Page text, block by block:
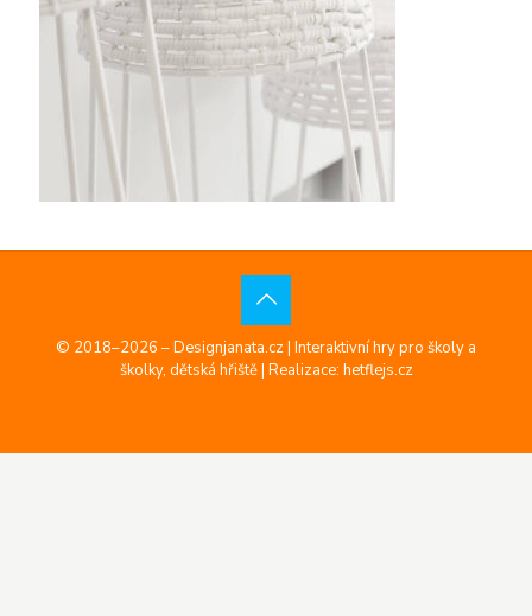
© 2018–2026 – Designjanata.cz | Interaktivní hry pro školy a
školky, dětská hřiště | Realizace: hetflejs.cz